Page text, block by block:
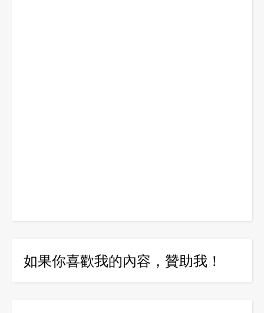
如果你喜歡我的內容，贊助我！